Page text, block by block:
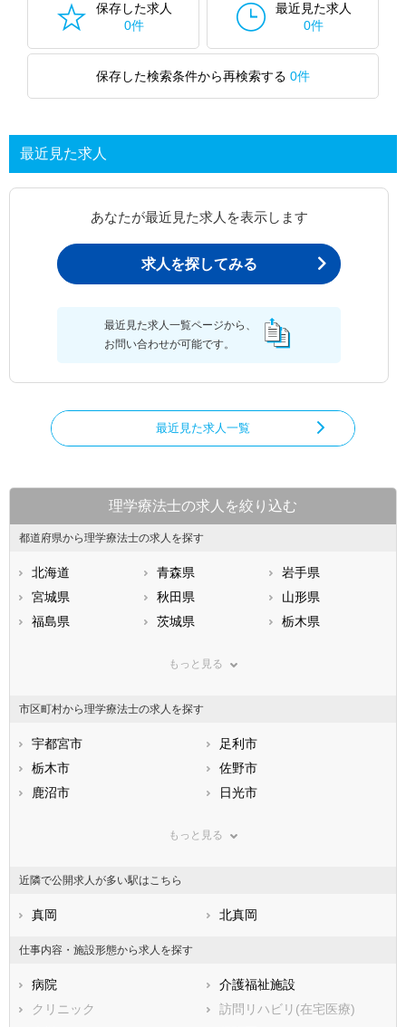
保存した求人
0件
最近見た求人
0件
保存した検索条件から再検索する 0件
最近見た求人
あなたが最近見た求人を表示します
求人を探してみる
最近見た求人一覧ページから、
お問い合わせが可能です。
最近見た求人一覧
理学療法士の求人を絞り込む
都道府県から理学療法士の求人を探す
北海道 青森県
岩手県
宮城県
秋田県
山形県
福島県
茨城県
栃木県
神奈川県
石川県
福井県
静岡県
滋賀県
兵庫県
山口県
福岡県
佐賀県
熊本県
もっと見る
市区町村から理学療法士の求人を探す
宇都宮市
足利市
栃木市
佐野市
鹿沼市
日光市
矢板市
那須烏山市
河内郡上三川町
芳賀郡益子町
下都賀郡野木町
塩谷郡塩谷町
塩谷郡高根沢町
那須郡那須町
もっと見る
近隣で公開求人が多い駅はこちら
真岡 北真岡
仕事内容・施設形態から求人を探す
病院
介護福祉施設
クリニック
訪問リハビリ(在宅医療)